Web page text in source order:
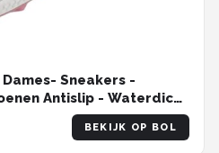
Sneakers -
Antislip - Waterdicht
- Maat 36.5
BEKIJK OP BOL